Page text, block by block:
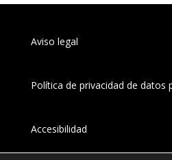
Aviso legal
Política de privacidad de datos
Accesibilidad